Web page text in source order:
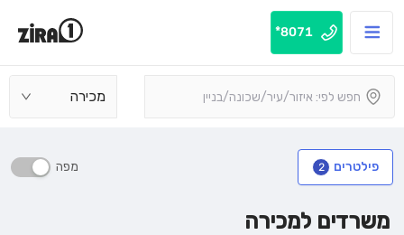
8071*
מכירה
פילטרים 2 מפה
משרדים למכירה